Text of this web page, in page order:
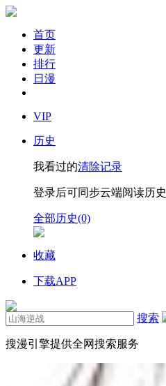
首页
更新
排行
日漫
VIP
历史
我看过的清除记录
登录后可同步云端阅读历史
全部历史(0)
收藏
下载APP
搜索
搜漫引擎提供全网搜索服务